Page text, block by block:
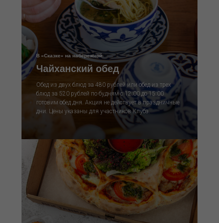
В «Сказке» на набережной
Чайханский обед
Обед из двух блюд за 480 рублей или обед из трех
блюд за 520 рублей по будням с 12:00 до 15:00
готовим обед дня. Акция не действует в праздничные
дни. Цены указаны для участников Клуба.